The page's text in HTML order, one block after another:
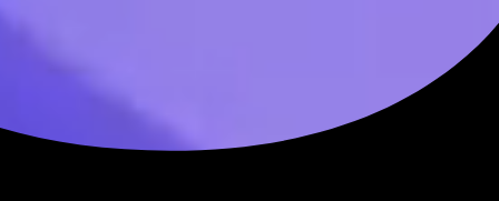
دراسات الحالة